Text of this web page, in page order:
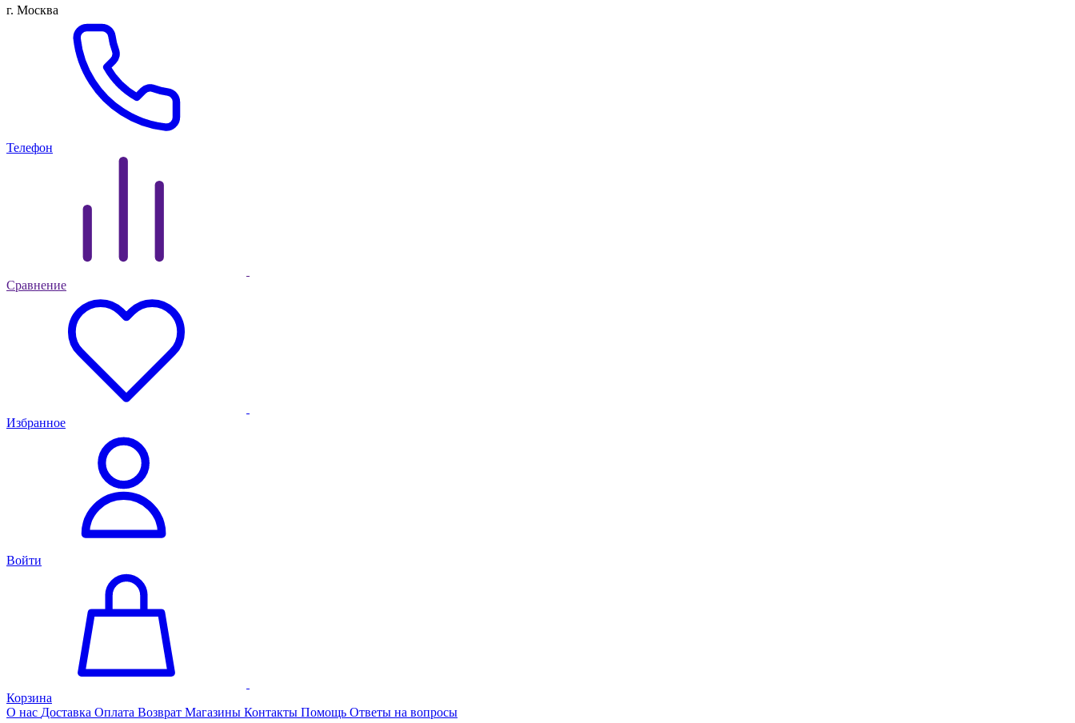
г. Москва
Телефон
Сравнение
Избранное
Войти
Корзина
О нас Доставка Оплата Возврат Магазины Контакты Помощь Ответы на вопросы